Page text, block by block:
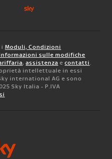
i Moduli, Condizioni
sulle modifiche
, assistenza e contatti.
intellettuale in essi
international AG e sono
Sky Italia - P.IVA